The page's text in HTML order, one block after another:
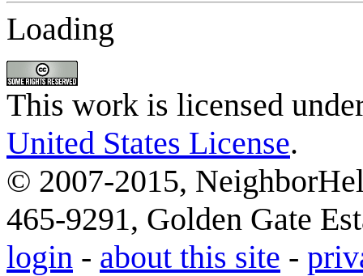
Loading
This work is licensed
United States License.
© 2007-2015,
465-9291, Golden Gate
login - about this site -